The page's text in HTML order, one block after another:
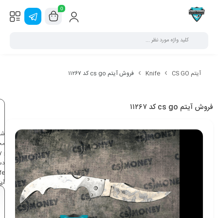
0
آیتم CS GO Knife فروش آیتم cs go کد ۱۱۲۶۷
فروش آیتم cs go کد ۱۱۲۶۷
: